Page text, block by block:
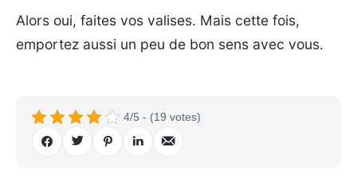
Alors oui, faites vos valises. Mais cette fois,
emportez aussi un peu de bon sens avec vous.
4/5 - (19 votes)